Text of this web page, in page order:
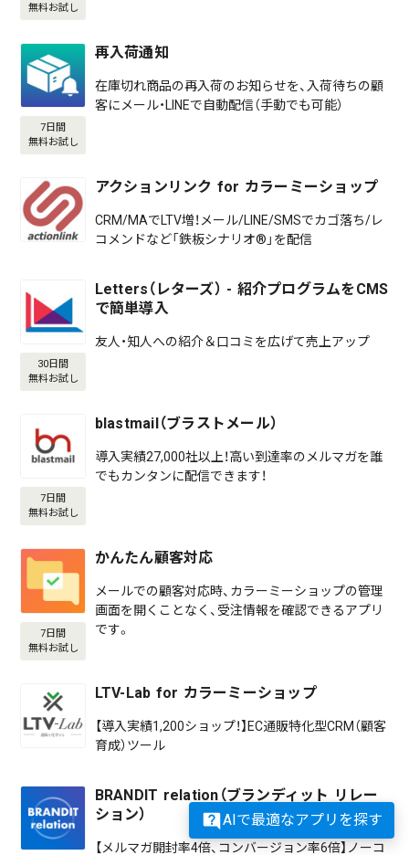
無料お試し
7日間
無料お試し
再入荷通知
在庫切れ商品の再入荷のお知らせを、入荷待ちの顧
客にメール・LINEで自動配信（手動でも可能）
アクションリンク for カラーミーショップ
CRM/MAでLTV増！メール/LINE/SMSでカゴ落ち/レ
コメンドなど「鉄板シナリオ®」を配信
30日間
無料お試し
Letters（レターズ） - 紹介プログラムをCMS
で簡単導入
友人・知人への紹介＆口コミを広げて売上アップ
7日間
無料お試し
blastmail（ブラストメール）
導入実績27,000社以上！高い到達率のメルマガを誰
でもカンタンに配信できます！
7日間
無料お試し
かんたん顧客対応
メールでの顧客対応時、カラーミーショップの管理
画面を開くことなく、受注情報を確認できるアプリ
です。
LTV-Lab for カラーミーショップ
【導入実績1,200ショップ！】EC通販特化型CRM（顧客
育成）ツール
BRANDIT relation（ブランディット リレー
ション）
【メルマガ開封率4倍、コンバージョン率6倍】ノーコ
AIで最適なアプリを探す